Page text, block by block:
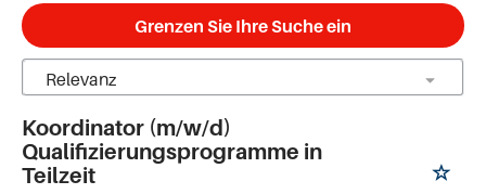
Grenzen Sie Ihre Suche ein
Koordinator (m/w/d)
Qualifizierungsprogramme in
Teilzeit